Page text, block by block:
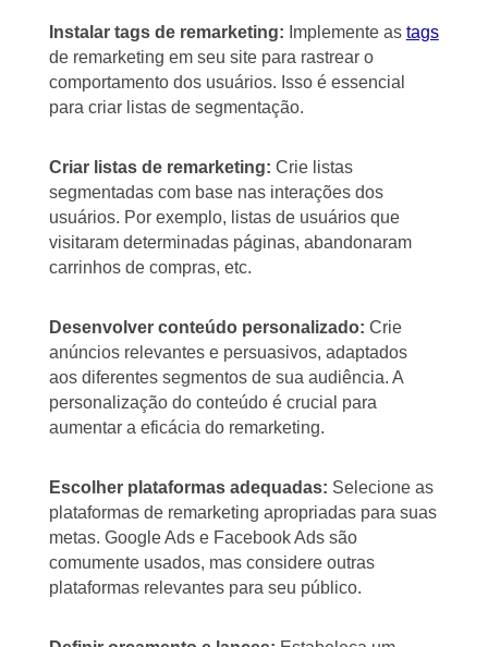
Instalar tags de remarketing: Implemente as tags
de remarketing em seu site para rastrear o
comportamento dos usuários. Isso é essencial
para criar listas de segmentação.
Criar listas de remarketing: Crie listas
segmentadas com base nas interações dos
usuários. Por exemplo, listas de usuários que
visitaram determinadas páginas, abandonaram
carrinhos de compras, etc.
Desenvolver conteúdo personalizado: Crie
anúncios relevantes e persuasivos, adaptados
aos diferentes segmentos de sua audiência. A
personalização do conteúdo é crucial para
aumentar a eficácia do remarketing.
Escolher plataformas adequadas: Selecione as
plataformas de remarketing apropriadas para suas
metas. Google Ads e Facebook Ads são
comumente usados, mas considere outras
plataformas relevantes para seu público.